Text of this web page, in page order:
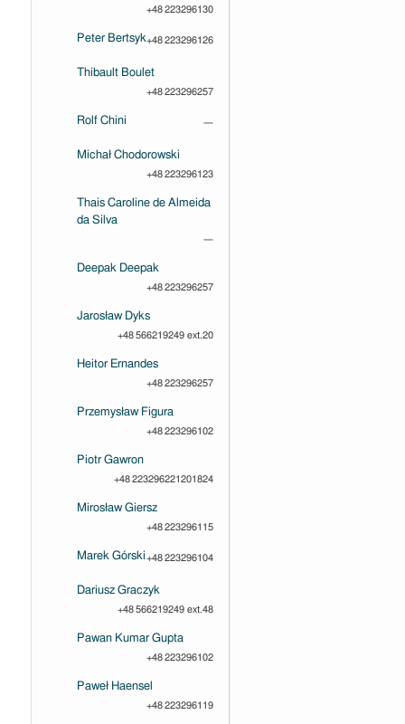
+48 223296130
Peter Bertsyk+48 223296126
Thibault Boulet
+48 223296257
Rolf Chini —
Michał Chodorowski
+48 223296123
Thais Caroline de Almeida
da Silva
—
Deepak Deepak
+48 223296257
Jarosław Dyks
+48 566219249 ext.20
Heitor Ernandes
+48 223296257
Przemysław Figura
+48 223296102
Piotr Gawron
+48 223296221201824
Mirosław Giersz
+48 223296115
Marek Górski+48 223296104
Dariusz Graczyk
+48 566219249 ext.48
Pawan Kumar Gupta
+48 223296102
Paweł Haensel
+48 223296119